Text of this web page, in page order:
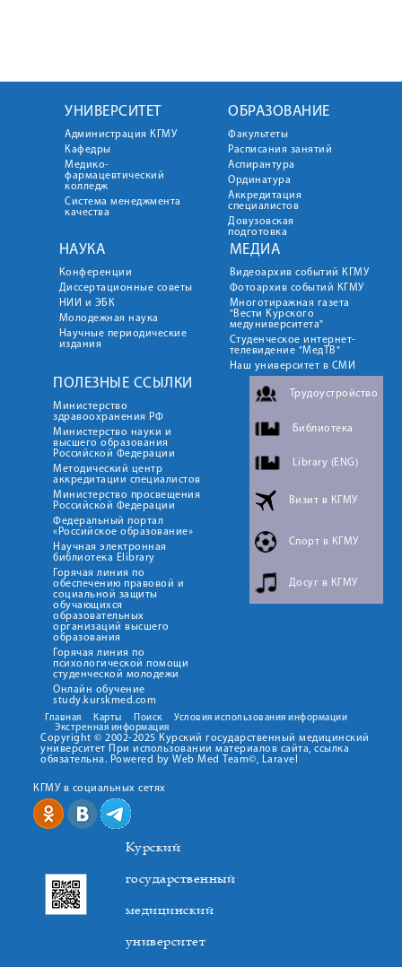
УНИВЕРСИТЕТ
Администрация КГМУ
Кафедры
Медико-
фармацевтический
колледж
Система менеджмента
качества
ОБРАЗОВАНИЕ
Факультеты
Расписания занятий
Аспирантура
Ординатура
Аккредитация
специалистов
Довузовская
подготовка
НАУКА
Конференции
Диссертационные советы
НИИ и ЭБК
Молодежная наука
Научные периодические
издания
МЕДИА
Видеоархив событий КГМУ
Фотоархив событий КГМУ
Многотиражная газета
"Вести Курского
медуниверситета"
Студенческое интернет-
телевидение "МедТВ"
Наш университет в СМИ
ПОЛЕЗНЫЕ ССЫЛКИ
Министерство
здравоохранения РФ
Министерство науки и
высшего образования
Российской Федерации
Методический центр
аккредитации специалистов
Министерство просвещения
Российской Федерации
Федеральный портал
«Российское образование»
Научная электронная
библиотека Elibrary
Горячая линия по
обеспечению правовой и
социальной защиты
обучающихся
образовательных
организаций высшего
образования
Горячая линия по
психологической помощи
студенческой молодежи
Онлайн обучение
study.kurskmed.com
Трудоустройство
Библиотека
Library (ENG)
Визит в КГМУ
Спорт в КГМУ
Досуг в КГМУ
Главная Карты Поиск
Условия использования информации
Экстренная информация
Copyright © 2002-2025 Курский государственный медицинский
университет При использовании материалов сайта, ссылка
обязательна. Powered by Web Med Team©, Laravel
КГМУ в социальных сетях
Курский
государственный
медицинский
университет